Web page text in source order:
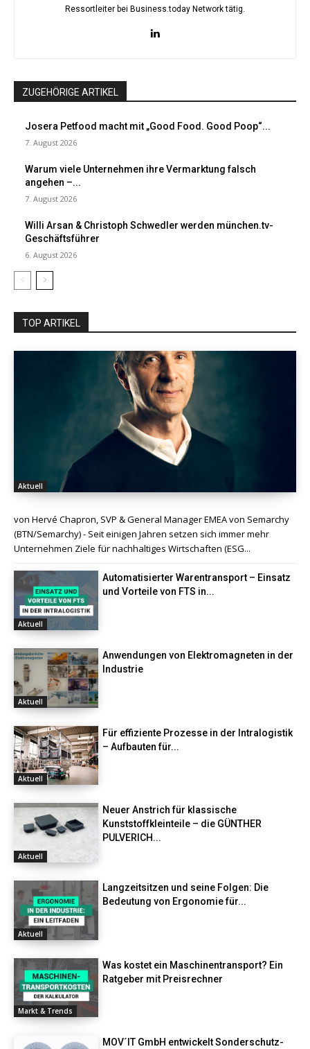
Ressortleiter bei Business.today Network tätig.
ZUGEHÖRIGE ARTIKEL
Josera Petfood macht mit „Good Food. Good Poop“...
7. August 2026
Warum viele Unternehmen ihre Vermarktung falsch
angehen –...
7. August 2026
Willi Arsan & Christoph Schwedler werden münchen.tv-
Geschäftsführer
6. August 2026
TOP ARTIKEL
Aktuell
von Hervé Chapron, SVP & General Manager EMEA von Semarchy
(BTN/Semarchy) - Seit einigen Jahren setzen sich immer mehr
Unternehmen Ziele für nachhaltiges Wirtschaften (ESG...
Aktuell
Automatisierter Warentransport – Einsatz
und Vorteile von FTS in...
Aktuell
Anwendungen von Elektromagneten in der
Industrie
Aktuell
Für effiziente Prozesse in der Intralogistik
– Aufbauten für...
Aktuell
Neuer Anstrich für klassische
Kunststoffkleinteile – die GÜNTHER
PULVERICH...
Aktuell
Langzeitsitzen und seine Folgen: Die
Bedeutung von Ergonomie für...
Markt & Trends
Was kostet ein Maschinentransport? Ein
Ratgeber mit Preisrechner
MOV´IT GmbH entwickelt Sonderschutz-